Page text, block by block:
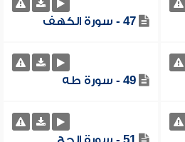
47 - سورة الكهف
49 - سورة طه